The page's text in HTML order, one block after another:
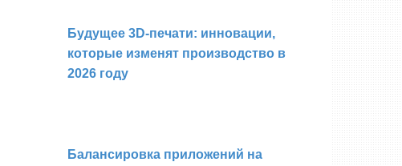
Будущее 3D-печати: инновации,
которые изменят производство в
2026 году
Балансировка приложений на